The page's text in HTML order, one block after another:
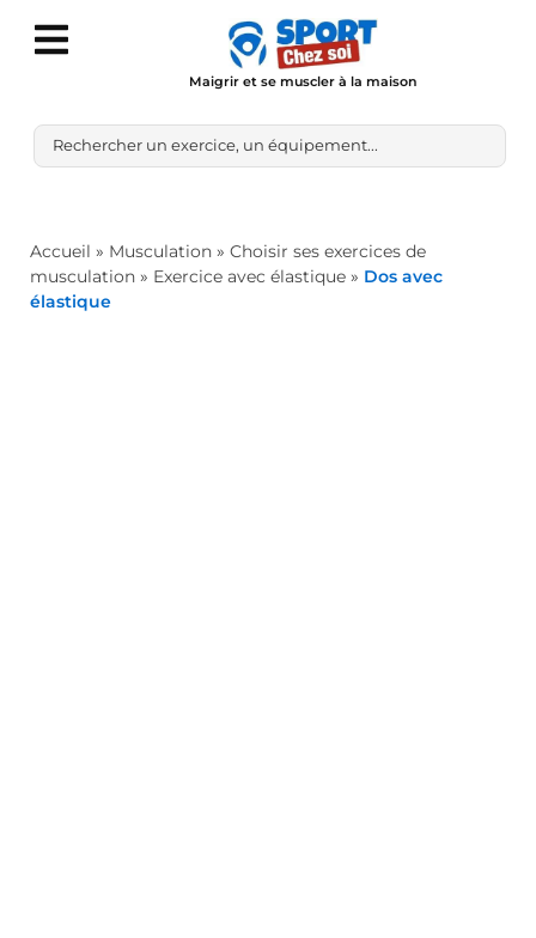
Maigrir et se muscler à la maison
Accueil » Musculation » Choisir ses exercices de
musculation » Exercice avec élastique » Dos avec
élastique